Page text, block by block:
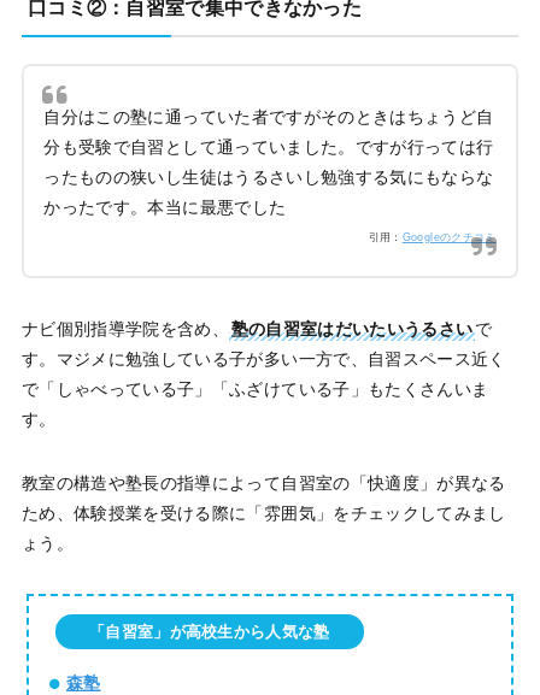
口コミ②：自習室で集中できなかった
自分はこの塾に通っていた者ですがそのときはちょうど自
分も受験で自習として通っていました。ですが行っては行
ったものの狭いし生徒はうるさいし勉強する気にもならな
かったです。本当に最悪でした
引用： Googleのクチコミ
ナビ個別指導学院を含め、塾の自習室はだいたいうるさいで
す。マジメに勉強している子が多い一方で、自習スペース近く
で「しゃべっている子」「ふざけている子」もたくさんいま
す。
教室の構造や塾長の指導によって自習室の「快適度」が異なる
ため、体験授業を受ける際に「雰囲気」をチェックしてみまし
ょう。
「自習室」が高校生から人気な塾
森塾